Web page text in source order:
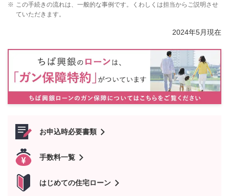
※ この手続きの流れは、一般的な事例です。くわしくは担当からご説明させ
ていただきます。
2024年5月現在
お申込時必要書類
手数料一覧
はじめての住宅ローン